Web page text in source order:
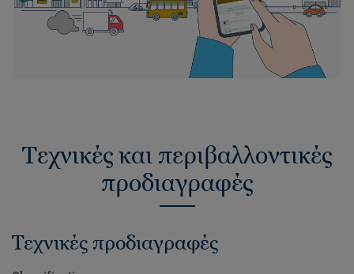
Τεχνικές και περιβαλλοντικές
προδιαγραφές
Τεχνικές προδιαγραφές